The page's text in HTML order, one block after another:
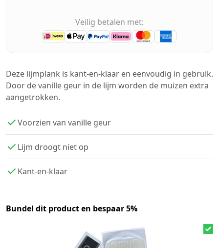
Veilig betalen met:
Deze lijmplank is kant-en-klaar en eenvoudig in gebruik.
Door de vanille geur in de lijm worden de muizen extra
aangetrokken.
Voorzien van vanille geur
Lijm droogt niet op
Kant-en-klaar
Bundel dit product en bespaar 5%